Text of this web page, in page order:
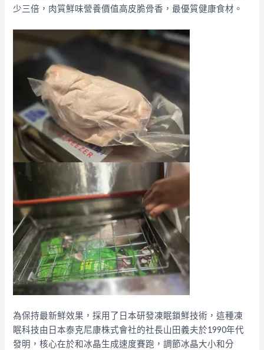
少三倍，肉質鮮味營養價值高皮脆骨香，最優質健康食材。
為保持最新鮮效果，採用了日本研發凍眠鎖鮮技術，這種凍
眠科技由日本泰克尼康株式會社的社長山田義夫於1990年代
發明，核心在於和冰晶生成速度賽跑，調節冰晶大小和分